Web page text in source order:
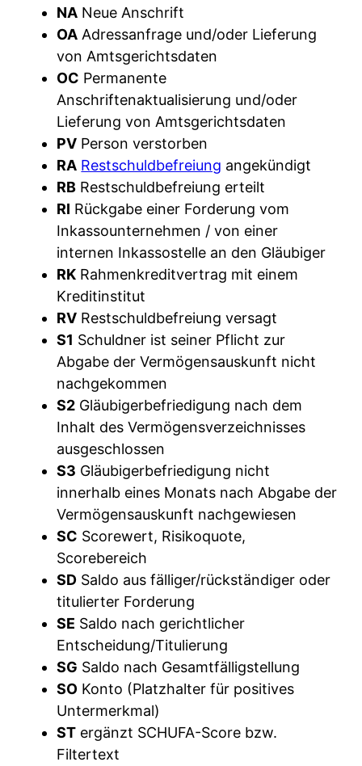
NA Neue Anschrift
OA Adressanfrage und/oder Lieferung
von Amtsgerichtsdaten
OC Permanente
Anschriftenaktualisierung und/oder
Lieferung von Amtsgerichtsdaten
PV Person verstorben
RA Restschuldbefreiung angekündigt
RB Restschuldbefreiung erteilt
RI Rückgabe einer Forderung vom
Inkassounternehmen / von einer
internen Inkassostelle an den Gläubiger
RK Rahmenkreditvertrag mit einem
Kreditinstitut
RV Restschuldbefreiung versagt
S1 Schuldner ist seiner Pflicht zur
Abgabe der Vermögensauskunft nicht
nachgekommen
S2 Gläubigerbefriedigung nach dem
Inhalt des Vermögensverzeichnisses
ausgeschlossen
S3 Gläubigerbefriedigung nicht
innerhalb eines Monats nach Abgabe der
Vermögensauskunft nachgewiesen
SC Scorewert, Risikoquote,
Scorebereich
SD Saldo aus fälliger/rückständiger oder
titulierter Forderung
SE Saldo nach gerichtlicher
Entscheidung/Titulierung
SG Saldo nach Gesamtfälligstellung
SO Konto (Platzhalter für positives
Untermerkmal)
ST ergänzt SCHUFA-Score bzw.
Filtertext